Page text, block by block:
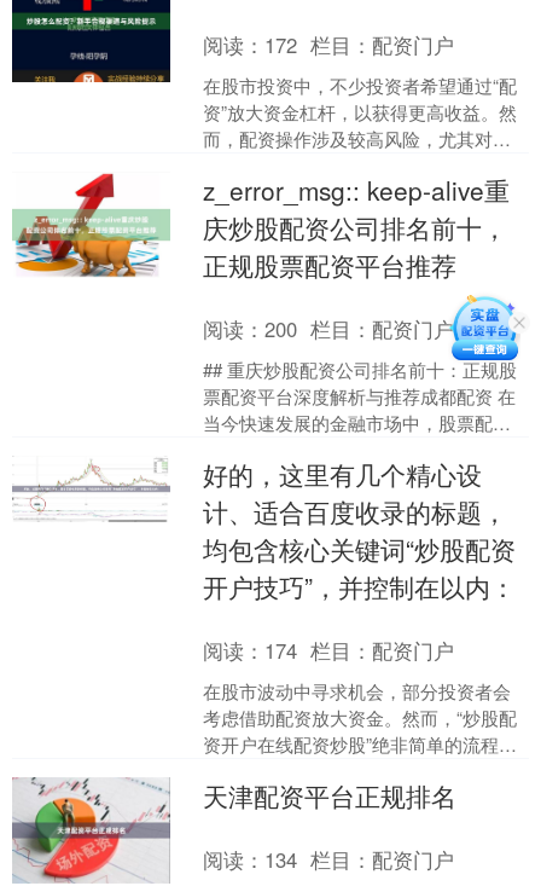
阅读： 172 栏目：配资门户
在股市投资中，不少投资者希望通过“配
资”放大资金杠杆，以获得更高收益。然
而，配资操作涉及较高风险，尤其对于
关重要。本文将详细介....
z_error_msg:: keep-alive重
庆炒股配资公司排名前十，
正规股票配资平台推荐
阅读：200 栏目：配资门户
## 重庆炒股配资公司排名前十：正规股
票配资平台深度解析与推荐成都配资 在
当今快速发展的金融市场中，股票配资
大收益的可能性。然....
好的，这里有几个精心设
计、适合百度收录的标题，
均包含核心关键词“炒股配资
开户技巧”，并控制在以内：
阅读： 174 栏目：配资门户
在股市波动中寻求机会，部分投资者会
考虑借助配资放大资金。然而，“炒股配
资开户在线配资炒股”绝非简单的流程，
**。一个错误的....
天津配资平台正规排名
阅读： 134 栏目：配资门户